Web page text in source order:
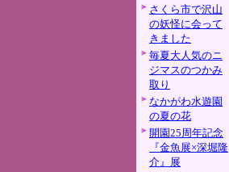
さくら市で沢山
の妖怪に会って
きました
毎夏大人気のニ
ジマスのつかみ
取り
なかがわ水遊園
の夏の花
開園25周年記念
『金魚展×深堀隆
介』展